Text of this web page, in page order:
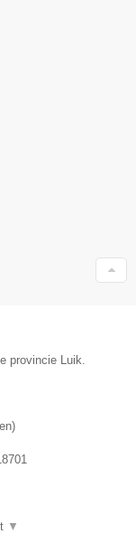
provincie Luik.
)
▼